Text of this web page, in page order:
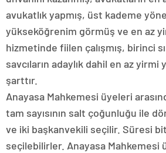
avukatlık yapmış, üst kademe
yükseköğrenim görmüş ve en az
hizmetinde fiilen çalışmış, birinci
savcıların adaylık dahil en az yirmi
şarttır.
Anayasa Mahkemesi üyeleri
tam sayısının salt çoğunluğu ile
ve iki başkanvekili seçilir. Süresi
seçilebilirler. Anayasa Mahkemesi